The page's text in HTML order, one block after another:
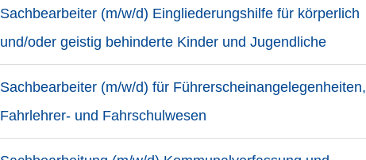
Sachbearbeiter (m/w/d) Eingliederungshilfe für körperlich
und/oder geistig behinderte Kinder und Jugendliche
Sachbearbeiter (m/w/d) für Führerscheinangelegenheiten,
Fahrlehrer- und Fahrschulwesen